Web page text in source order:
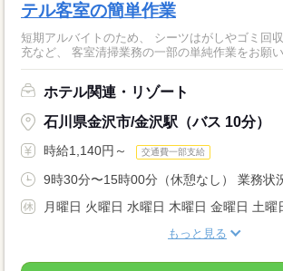
テル客室の簡単作業
短期アルバイトのため、 シーツはがしやゴミ回
充など、 客室清掃業務の一部の単純作業をお願い
ホテル関連・リゾート
石川県金沢市/金沢駅（バス 10分）
時給1,140円～ 交通費一部支給
9時30分〜15時00分（休憩なし） 業務状
月曜日 火曜日 水曜日 木曜日 金曜日 土曜
もっと見る